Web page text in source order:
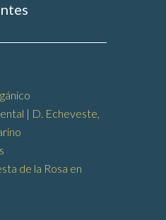
| D. Echeveste,
de la Rosa en